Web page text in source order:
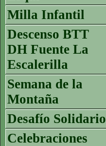
Milla Infantil
Descenso BTT
DH Fuente La
Escalerilla
Semana de la
Montaña
Desafío Solidario
Celebraciones